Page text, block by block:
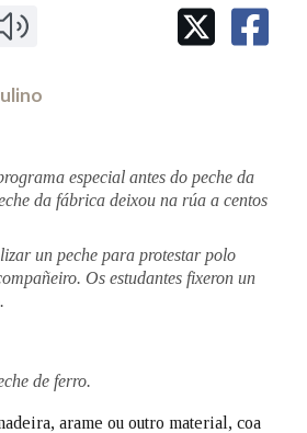
IDENTIDADE CORPORATIVA
MARCIAL DEL ADALID
FIGURAS HOMENAXEADAS
especial antes do peche da
da fábrica deixou na rúa a centos
un peche para protestar polo
Os estudantes fixeron un
de ferro.
arame ou outro material, coa